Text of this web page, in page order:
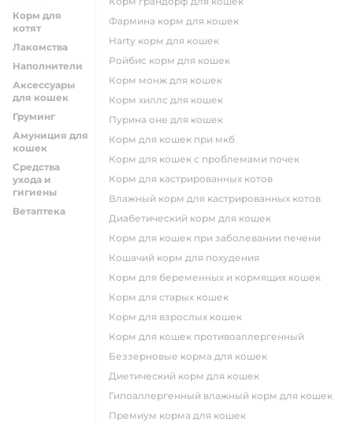
Корм для
котят
Лакомства
Наполнители
Аксессуары
для кошек
Груминг
Амуниция для
кошек
Средства
ухода и
гигиены
Ветаптека
фармина корм для кошек
harty корм для кошек
ройбис корм для кошек
корм монж для кошек
корм хиллс для кошек
пурина оне для кошек
корм для кошек при мкб
корм для кошек с проблемами почек
Корм для кастрированных котов
влажный корм для кастрированных котов
диабетический корм для кошек
корм для кошек при заболевании печени
кошачий корм для похудения
корм для беременных и кормящих кошек
корм для старых кошек
корм для взрослых кошек
корм для кошек противоаллергенный
беззерновые корма для кошек
диетический корм для кошек
гипоаллергенный влажный корм для кошек
премиум корма для кошек